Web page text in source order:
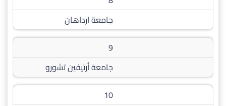
جامعة ارداهان
9
جامعة أرتيفين تشورو
10